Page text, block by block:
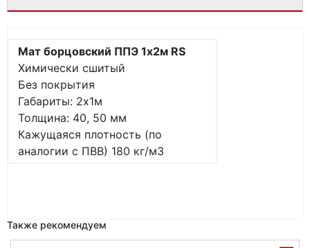
Мат борцовский ППЭ 1х2м RS
Химически сшитый
Без покрытия
Габариты: 2х1м
Толщина: 40, 50 мм
Кажущаяся плотность (по
аналогии с ПВВ) 180 кг/м3
Также рекомендуем